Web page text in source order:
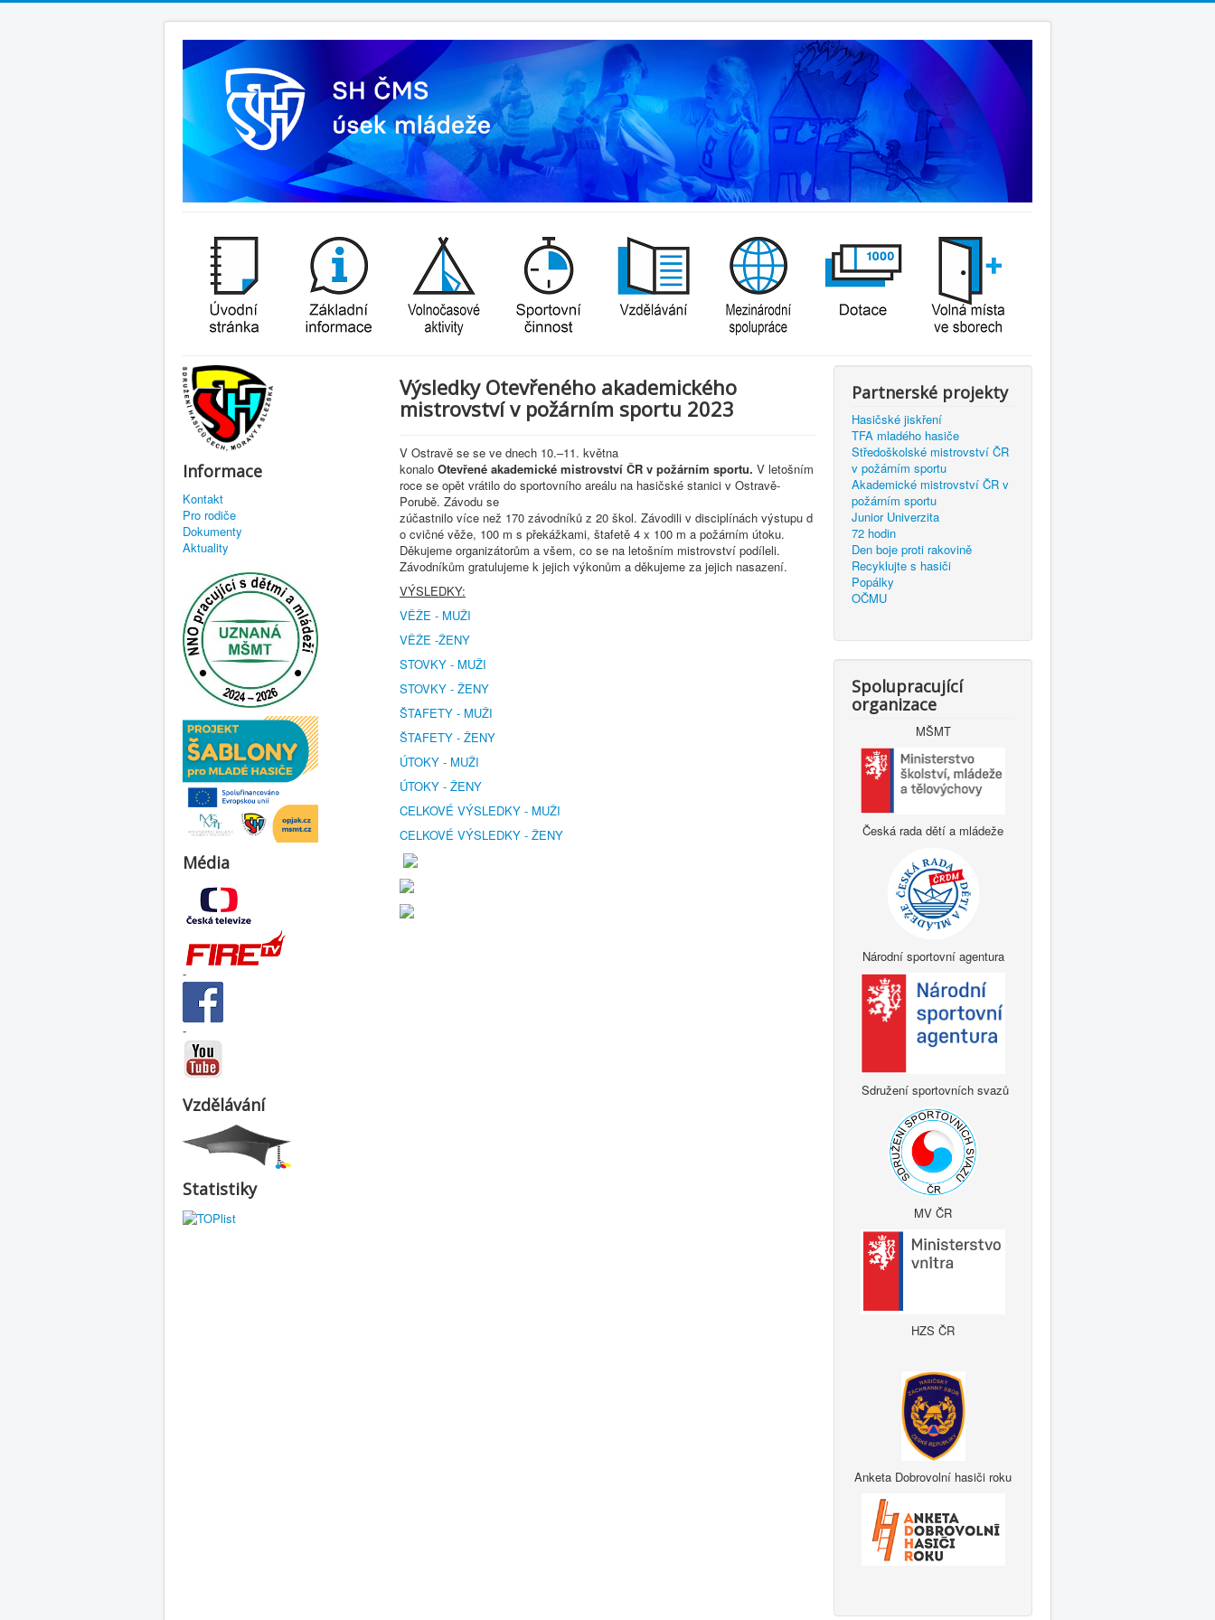
Informace
Kontakt
Pro rodiče
Dokumenty
Aktuality
Média
-
-
Vzdělávání
Statistiky
Výsledky Otevřeného akademického
mistrovství v požárním sportu 2023
V Ostravě se se ve dnech 10.–11. května
konalo Otevřené akademické mistrovství ČR v požárním sportu. V letošním
roce se opět vrátilo do sportovního areálu na hasičské stanici v Ostravě-
Porubě. Závodu se
zúčastnilo více než 170 závodníků z 20 škol. Závodili v disciplínách výstupu d
o cvičné věže, 100 m s překážkami, štafetě 4 x 100 m a požárním útoku.
Děkujeme organizátorům a všem, co se na letošním mistrovství podíleli.
Závodníkům gratulujeme k jejich výkonům a děkujeme za jejich nasazení.
VÝSLEDKY:
VĚŽE - MUŽI
VĚŽE -ŽENY
STOVKY - MUŽI
STOVKY - ŽENY
ŠTAFETY - MUŽI
ŠTAFETY - ŽENY
ÚTOKY - MUŽI
ÚTOKY - ŽENY
CELKOVÉ VÝSLEDKY - MUŽI
CELKOVÉ VÝSLEDKY - ŽENY
Partnerské projekty
Hasičské jiskření
TFA mladého hasiče
Středoškolské mistrovství ČR
v požárním sportu
Akademické mistrovství ČR v
požárním sportu
Junior Univerzita
72 hodin
Den boje proti rakovině
Recyklujte s hasiči
Popálky
OČMU
Spolupracující
organizace
MŠMT
Česká rada dětí a mládeže
Národní sportovní agentura
Sdružení sportovních svazů
MV ČR
HZS ČR
Anketa Dobrovolní hasiči roku